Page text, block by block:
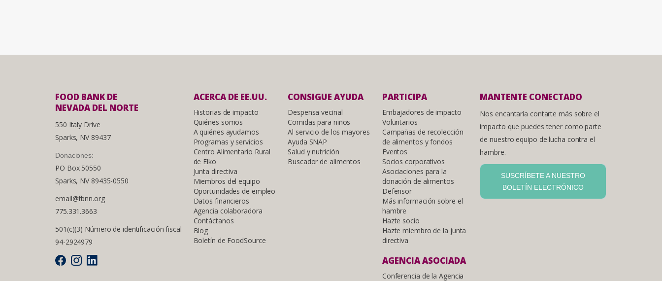
FOOD BANK DE
NEVADA DEL NORTE
550 Italy Drive
Sparks, NV 89437
Donaciones:
PO Box 50550
Sparks, NV 89435-0550
email@fbnn.org
775.331.3663
501(c)(3) Número de identificación fiscal
94-2924979
ACERCA DE EE.UU.
Historias de impacto
Quiénes somos
A quiénes ayudamos
Programas y servicios
Centro Alimentario Rural
de Elko
Junta directiva
Miembros del equipo
Oportunidades de empleo
Datos financieros
Agencia colaboradora
Contáctanos
Blog
Boletín de FoodSource
CONSIGUE AYUDA
Despensa vecinal
Comidas para niños
Al servicio de los mayores
Ayuda SNAP
Salud y nutrición
Buscador de alimentos
PARTICIPA
Embajadores de impacto
Voluntarios
Campañas de recolección
de alimentos y fondos
Eventos
Socios corporativos
Asociaciones para la
donación de alimentos
Defensor
Más información sobre el
hambre
Hazte socio
Hazte miembro de la junta
directiva
AGENCIA ASOCIADA
Conferencia de la Agencia
MANTENTE CONECTADO
Nos encantaría contarte más sobre el
impacto que puedes tener como parte
de nuestro equipo de lucha contra el
hambre.
SUSCRÍBETE A NUESTRO
BOLETÍN ELECTRÓNICO